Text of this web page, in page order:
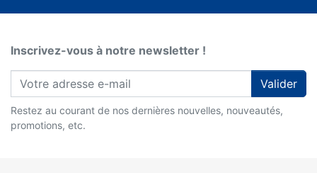
Inscrivez-vous à notre newsletter !
Valider
Restez au courant de nos dernières nouvelles, nouveautés,
promotions, etc.